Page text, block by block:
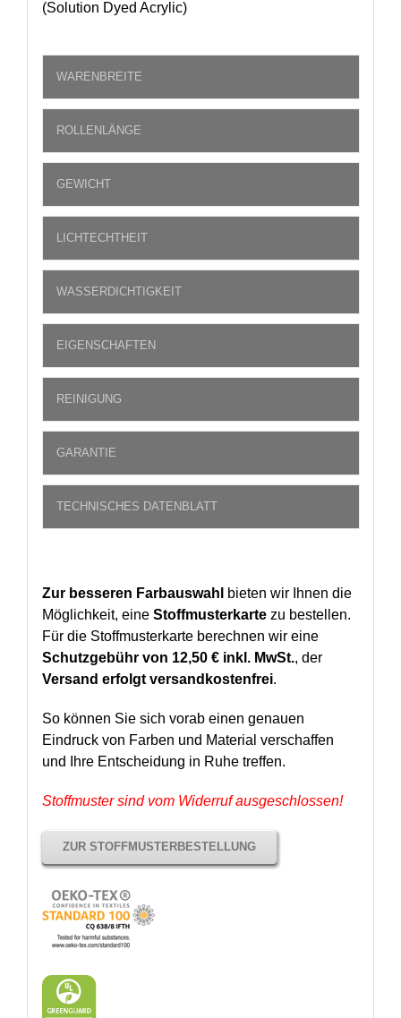
(Solution Dyed Acrylic)
WARENBREITE
ROLLENLÄNGE
GEWICHT
LICHTECHTHEIT
WASSERDICHTIGKEIT
EIGENSCHAFTEN
REINIGUNG
GARANTIE
TECHNISCHES DATENBLATT
Zur besseren Farbauswahl
bieten wir Ihnen die
Möglichkeit, eine Stoffmusterkartezu bestellen.
Für die Stoffmusterkarte berechnen wir eine
Schutzgebühr von 12,50 € inkl. MwSt., der
Versand erfolgt versandkostenfrei.
So können Sie sich vorab einen genauen
Eindruck von Farben und Material verschaffen
und Ihre Entscheidung in Ruhe treffen.
Stoffmuster sind vom Widerruf ausgeschlossen!
ZUR STOFFMUSTERBESTELLUNG